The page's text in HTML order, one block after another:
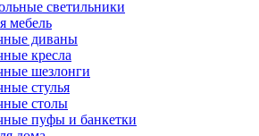
светильники
мебель
диваны
кресла
шезлонги
стулья
столы
пуфы и банкетки